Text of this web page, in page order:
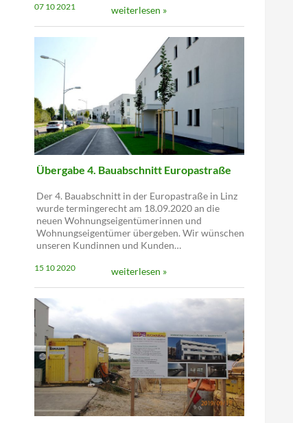
weiterlesen »
07 10 2021
Übergabe 4. Bauabschnitt Europastraße
Der 4. Bauabschnitt in der Europastraße in Linz
wurde termingerecht am 18.09.2020 an die
neuen Wohnungseigentümerinnen und
Wohnungseigentümer übergeben. Wir wünschen
unseren Kundinnen und Kunden…
weiterlesen »
15 10 2020